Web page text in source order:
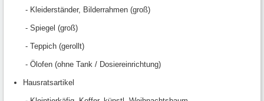
- Kleiderständer, Bilderrahmen (groß)
- Spiegel (groß)
- Teppich (gerollt)
- Ölofen (ohne Tank / Dosiereinrichtung)
Hausratsartikel